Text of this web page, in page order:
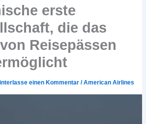
erste
die das
Reisepässen
einen Kommentar /American Airlines